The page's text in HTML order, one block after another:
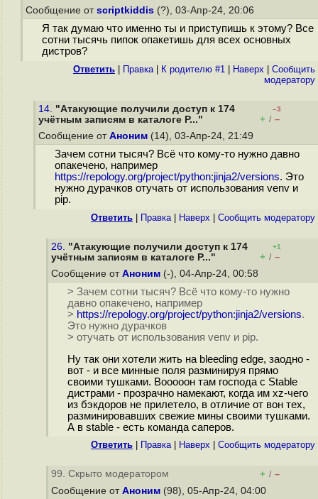
Сообщение от scriptkiddis (?), 03-Апр-24, 20:06
Я так думаю что именно ты и приступишь к этому? Все
сотни тысячь пипок опакетишь для всех основных
дистров?
Ответить Правка| К родителю #1 Наверх
Cообщить
модератору
14. "Атакующие получили доступ к 174
учётным записям в каталоге P..."
–3
+ / –
Сообщение от Аноним (14), 03-Апр-24, 21:49
Зачем сотни тысяч? Всё что кому-то нужно давно
опакечено, например
https://repology.org/project/python:jinja2/versions. Это
нужно дурачков отучать от использования venv и
pip.
Ответить Правка| Наверх Cообщить модератору
26. "Атакующие получили доступ к 174
учётным записям в каталоге P..."
+1
+ / –
Сообщение от Аноним (-), 04-Апр-24, 00:58
> Зачем сотни тысяч? Всё что кому-то нужно
давно опакечено, например
> https://repology.org/project/python:jinja2/versions.
Это нужно дурачков
> отучать от использования venv и pip.
Ну так они хотели жить на bleeding edge, заодно -
вот - и все минные поля разминируя прямо
своими тушками. Вооооон там господа с Stable
дистрами - прозрачно намекают, когда им xz-чего
из бэкдоров не прилетело, в отличие от вон тех,
разминировавших свежие мины своими тушками.
А в stable - есть команда саперов.
Ответить Правка| Наверх Cообщить модератору
99. Скрыто модератором + / –
Сообщение от Аноним (98), 05-Апр-24, 04:00